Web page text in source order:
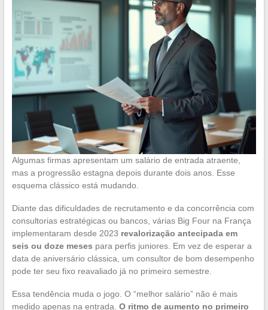
Algumas firmas apresentam um salário de entrada atraente,
mas a progressão estagna depois durante dois anos. Esse
esquema clássico está mudando.
Diante das dificuldades de recrutamento e da concorrência com
consultorias estratégicas ou bancos, várias Big Four na França
implementaram desde 2023 revalorização antecipada em
seis ou doze meses para perfis juniores. Em vez de esperar a
data de aniversário clássica, um consultor de bom desempenho
pode ter seu fixo reavaliado já no primeiro semestre.
Essa tendência muda o jogo. O “melhor salário” não é mais
medido apenas na entrada. O ritmo de aumento no primeiro